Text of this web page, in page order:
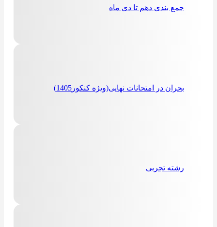
جمع بندی دهم تا دی ماه
بحران در امتحانات نهایی(ویژه کنکور1405)
رشته تجربی